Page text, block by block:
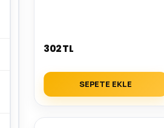
302 TL
SEPETE EKLE